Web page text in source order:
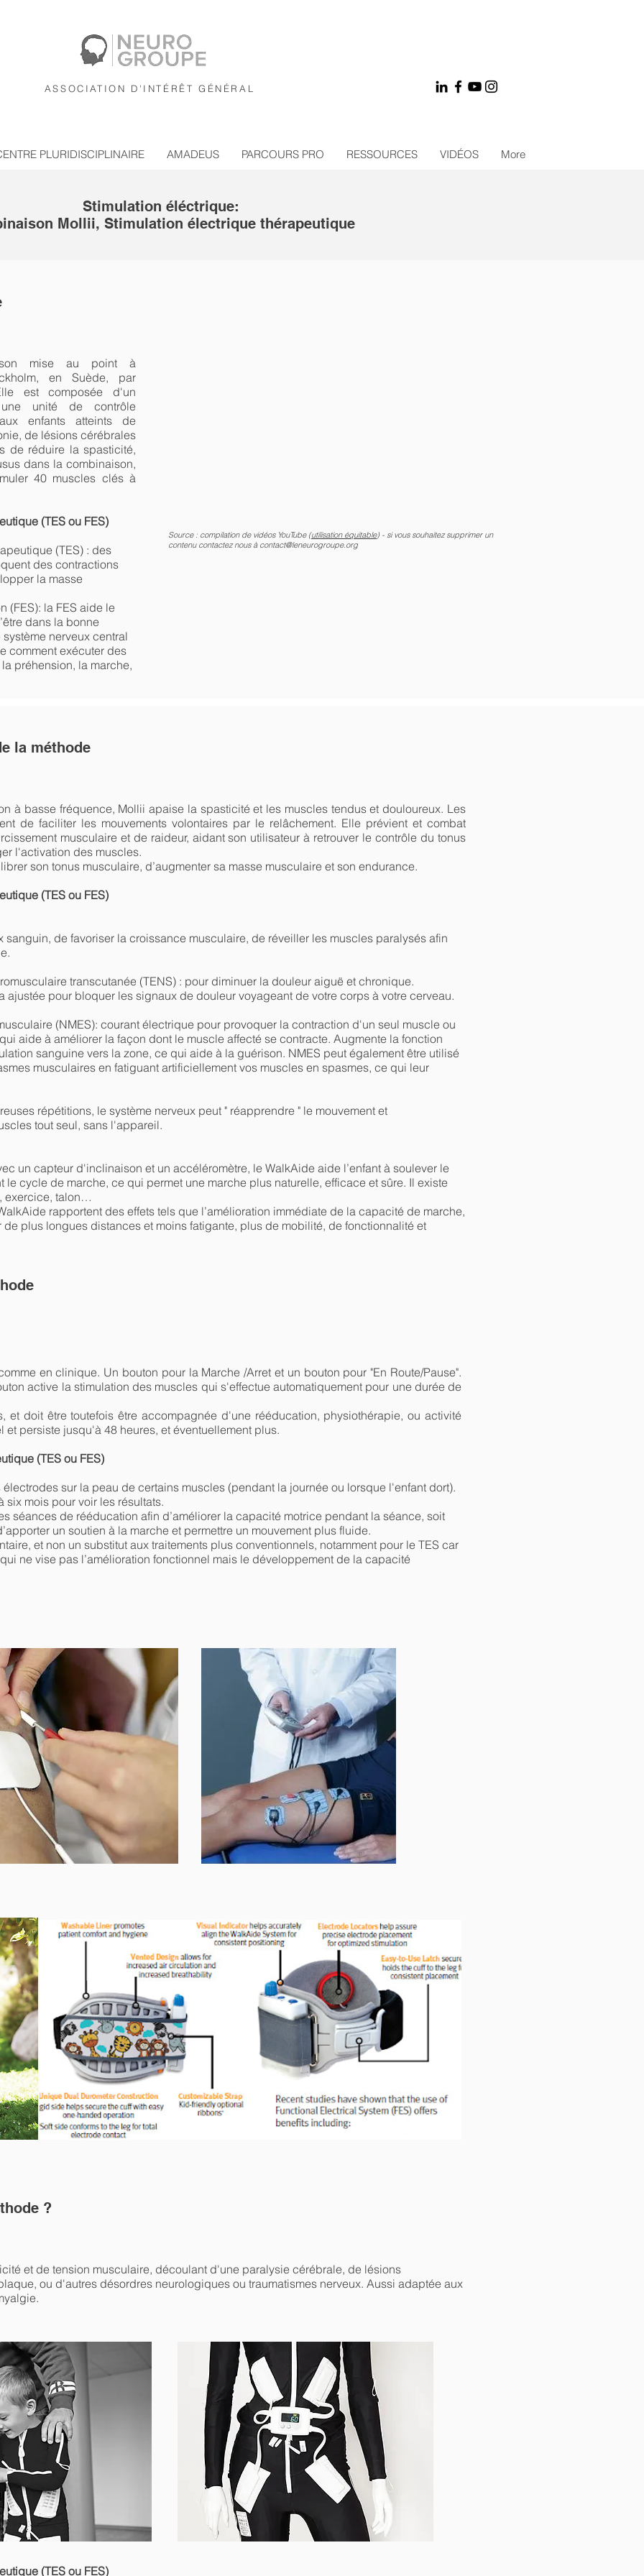
ASSOCIATION D'INTÉRÊT GÉNÉRAL
PLURIDISCIPLINAIRE AMADEUS PARCOURS PRO RESSOURCES VIDÉOS More
Stimulation éléctrique:
Mollii, Stimulation électrique thérapeutique
mise au point à
en Suède, par
est composée d'un
unité de contrôle
enfants atteints de
de lésions cérébrales
de réduire la spasticité,
dans la combinaison,
40 muscles clés à
(TES ou FES)
(TES) : des
des contractions
la masse
(FES): la FES aide le
dans la bonne
nerveux central
comment exécuter des
préhension, la marche,
Source : compilation de vidéos YouTube (utilisation équitable) - si vous souhaitez supprimer un
contenu contactez nous à contact@leneurogroupe.org
la méthode
à basse fréquence, Mollii apaise la spasticité et les muscles tendus et douloureux. Les
de faciliter les mouvements volontaires par le relâchement. Elle prévient et combat
musculaire et de raideur, aidant son utilisateur à retrouver le contrôle du tonus
l'activation des muscles.
son tonus musculaire, d’augmenter sa masse musculaire et son endurance.
(TES ou FES)
sanguin, de favoriser la croissance musculaire, de réveiller les muscles paralysés afin
transcutanée (TENS) : pour diminuer la douleur aiguë et chronique.
ajustée pour bloquer les signaux de douleur voyageant de votre corps à votre cerveau.
(NMES): courant électrique pour provoquer la contraction d'un seul muscle ou
aide à améliorer la façon dont le muscle affecté se contracte. Augmente la fonction
sanguine vers la zone, ce qui aide à la guérison. NMES peut également être utilisé
musculaires en fatiguant artificiellement vos muscles en spasmes, ce qui leur
répétitions, le système nerveux peut " réapprendre " le mouvement et
tout seul, sans l'appareil.
un capteur d'inclinaison et un accéléromètre, le WalkAide aide l’enfant à soulever le
le cycle de marche, ce qui permet une marche plus naturelle, efficace et sûre. Il existe
exercice, talon…
rapportent des effets tels que l’amélioration immédiate de la capacité de marche,
plus longues distances et moins fatigante, plus de mobilité, de fonctionnalité et
en clinique. Un bouton pour la Marche /Arret et un bouton pour "En Route/Pause".
active la stimulation des muscles qui s'effectue automatiquement pour une durée de
et doit être toutefois être accompagnée d'une rééducation, physiothérapie, ou activité
persiste jusqu'à 48 heures, et éventuellement plus.
(TES ou FES)
électrodes sur la peau de certains muscles (pendant la journée ou lorsque l'enfant dort).
six mois pour voir les résultats.
séances de rééducation afin d’améliorer la capacité motrice pendant la séance, soit
un soutien à la marche et permettre un mouvement plus fluide.
et non un substitut aux traitements plus conventionnels, notamment pour le TES car
ne vise pas l’amélioration fonctionnel mais le développement de la capacité
?
et de tension musculaire, découlant d'une paralysie cérébrale, de lésions
ou d'autres désordres neurologiques ou traumatismes nerveux. Aussi adaptée aux
(TES ou FES)